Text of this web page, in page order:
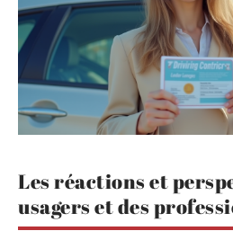
Les réactions et
usagers et des